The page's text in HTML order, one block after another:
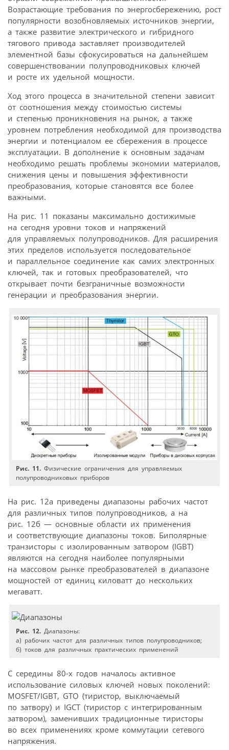
Возрастающие требования по энергосбережению, рост
популярности возобновляемых источников энергии,
а также развитие электрического и гибридного
тягового привода заставляет производителей
элементной базы сфокусироваться на дальнейшем
совершенствовании полупроводниковых ключей
и росте их удельной мощности.
Ход этого процесса в значительной степени зависит
от соотношения между стоимостью системы
и степенью проникновения на рынок, а также
уровнем потребления необходимой для производства
энергии и потенциалом ее сбережения в процессе
эксплуатации. В дополнение к основным задачам
необходимо решать проблемы экономии материалов,
снижения цены и повышения эффективности
преобразования, которые становятся все более
важными.
На рис. 11 показаны максимально достижимые
на сегодня уровни токов и напряжений
для управляемых полупроводников. Для расширения
этих пределов используется последовательное
и параллельное соединение как самих электронных
ключей, так и готовых преобразователей, что
открывает почти безграничные возможности
генерации и преобразования энергии.
Рис. 11. Физические ограничения для управляемых
полупроводниковых приборов
На рис. 12а приведены диапазоны рабочих частот
для различных типов полупроводников, а на
рис. 12б — основные области их применения
и соответствующие диапазоны токов. Биполярные
транзисторы с изолированным затвором (IGBT)
являются на сегодня наиболее популярными
на массовом рынке преобразователей в диапазоне
мощностей от единиц киловатт до нескольких
мегаватт.
Рис. 12. Диапазоны:
а) рабочих частот для различных типов полупроводников;
б) токов для различных практических применений
С середины 80-х годов началось активное
использование силовых ключей новых поколений:
MOSFET/IGBT, GTO (тиристор, выключаемый
по затвору) и IGCT (тиристор с интегрированным
затвором), заменивших традиционные тиристоры
во всех применениях кроме коммутации сетевого
напряжения.